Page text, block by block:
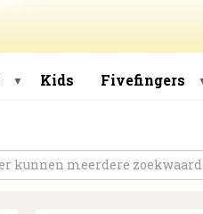
▼ Kids Fivefingers